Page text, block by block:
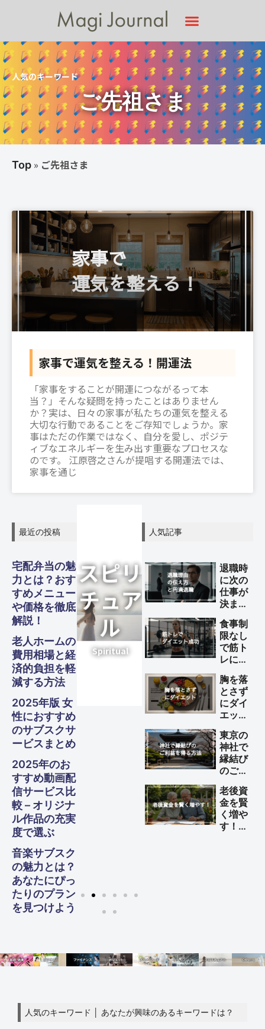
人気のキーワード
ご先祖さま
Top » ご先祖さま
家事で運気を整える！開運法
「家事をすることが開運につながるって本
当？」そんな疑問を持ったことはありません
か？実は、日々の家事が私たちの運気を整える
大切な行動であることをご存知でしょうか。家
事はただの作業ではなく、自分を愛し、ポジテ
ィブなエネルギーを生み出す重要なプロセスな
のです。 江原啓之さんが提唱する開運法では、
家事を通じ
最近の投稿
宅配弁当の魅
力とは？おす
すめメニュー
や価格を徹底
解説！
老人ホームの
費用相場と経
済的負担を軽
減する方法
2025年版 女
性におすすめ
のサブスクサ
ービスまとめ
2025年のお
すすめ動画配
信サービス比
較 – オリジナ
ル作品の充実
度で選ぶ
音楽サブスク
の魅力とは？
あなたにぴっ
たりのプラン
を見つけよう
ガジェ
ット
Gadgets
スピリ
チュア
ル
Spiritual
ビジネ
ス
Business
ファイ
ナンス
Finance
グル
メ・フ
ード
Gourmet・
Food
旅行
Travel
美容・
健康
Beauty
Other
S
ガジェ
ット
Gadgets
スピリ
チュア
ル
Spiritual
ビジネ
ス
Business
ファイ
ナンス
Finance
グル
メ・フ
ード
Gourmet・
Food
旅行
Travel
美容・
健康
Beauty
Other
S
ガジェ
ット
Gadgets
スピリ
チュア
ル
Spiritual
ビジネ
ス
Business
ファイ
ナンス
Finance
グル
メ・フ
ード
Gourmet・
Food
旅行
Travel
美容・
健康
Beauty
Other
S
人気記事
退職時
に次の
仕事が
決まっ
い理由
の伝え
方と円
満退職
のため
のポイ
ント
食事制
限なし
で筋ト
レによ
エット
を成功
させる
方法
胸を落
とさず
にダイ
エット
法
東京の
神社で
縁結び
のご利
る方法
老後資
金を賢
く増や
す！
人気のキーワード │ あなたが興味のあるキーワードは？